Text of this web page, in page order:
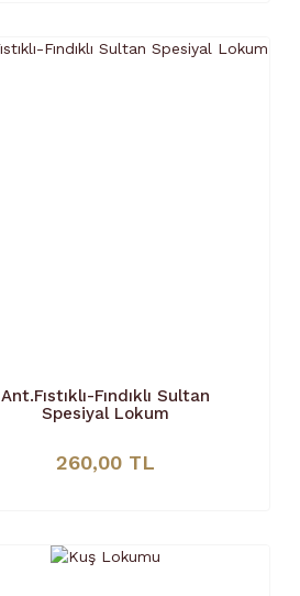
Ant.Fıstıklı-Fındıklı Sultan
Spesiyal Lokum
260,00 TL